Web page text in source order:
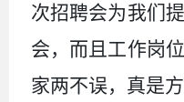
次招聘会为我们
会，而且工作岗
家两不误，真是